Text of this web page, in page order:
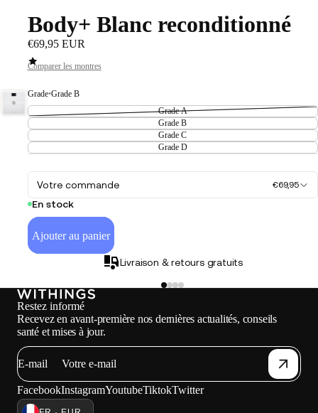
Body+ Blanc reconditionné
€69,95 EUR
Comparer les montres
Grade•Grade B
Grade A
Grade B
Grade C
Grade D
Votre commande €69,95
En stock
Ajouter au panier
Livraison & retours gratuits
Restez informé
Recevez en avant-première nos dernières actualités, conseils
santé et mises à jour.
E-mail
FacebookInstagramYoutubeTiktokTwitter